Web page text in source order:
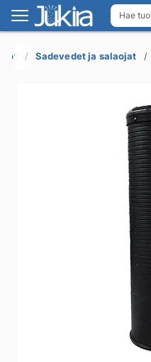
Hae
Siirry
navigointiin
Siirry
sisältöön
Sadevedet ja salaojat